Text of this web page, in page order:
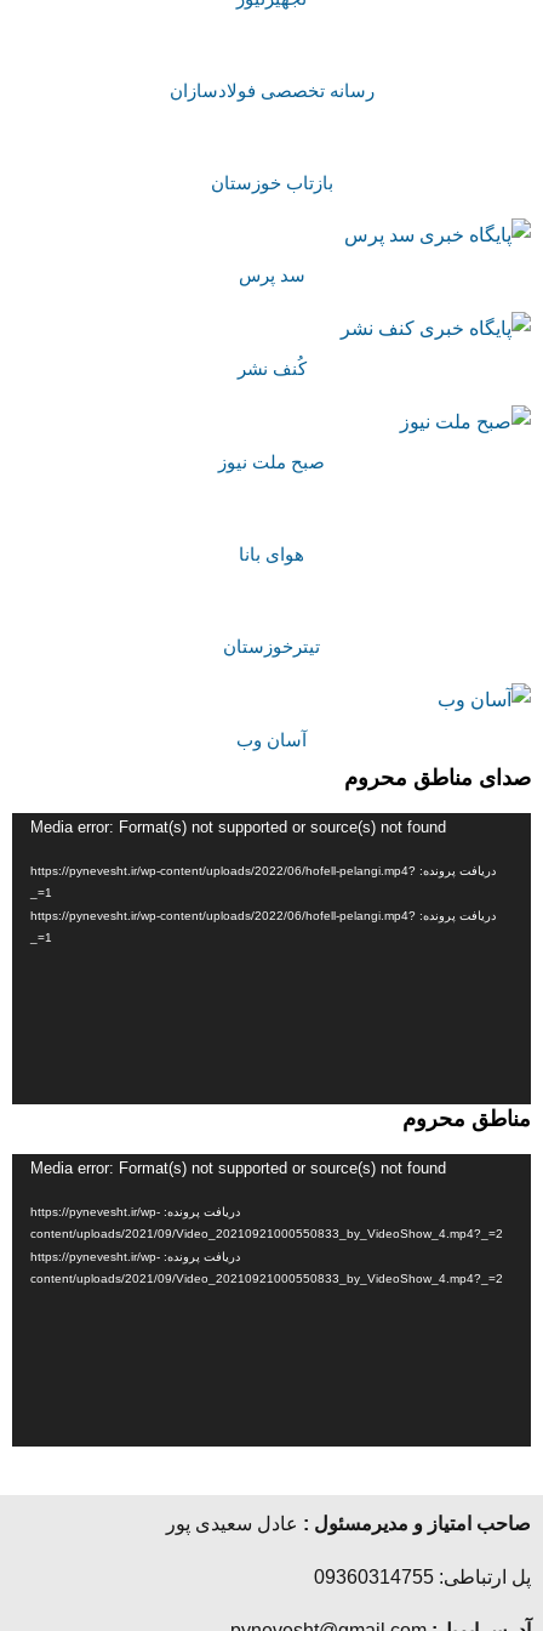
رسانه تخصصی فولادسازان
بازتاب خوزستان
سد پرس
کُنف نشر
صبح ملت نیوز
هوای بانا
تیترخوزستان
آسان وب
صدای مناطق محروم
Media error: Format(s) not supported or source(s) not found
دریافت پرونده: https://pynevesht.ir/wp-content/uploads/2022/06/hofell-pelangi.mp4?
_=1
دریافت پرونده: https://pynevesht.ir/wp-content/uploads/2022/06/hofell-pelangi.mp4?
_=1
مناطق محروم
Media error: Format(s) not supported or source(s) not found
دریافت پرونده: https://pynevesht.ir/wp-
content/uploads/2021/09/Video_20210921000550833_by_VideoShow_4.mp4?_=2
دریافت پرونده: https://pynevesht.ir/wp-
content/uploads/2021/09/Video_20210921000550833_by_VideoShow_4.mp4?_=2
صاحب امتیاز و مدیرمسئول : عادل سعیدی پور
پل ارتباطی: 09360314755